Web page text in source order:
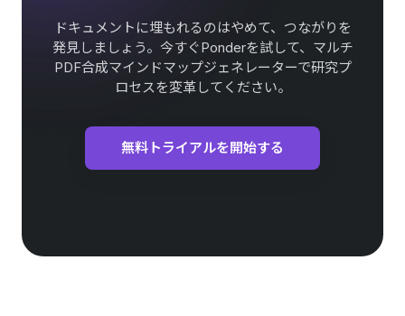
ドキュメントに埋もれるのはやめて、つながりを
発見しましょう。今すぐPonderを試して、マルチ
PDF合成マインドマップジェネレーターで研究プ
ロセスを変革してください。
無料トライアルを開始する